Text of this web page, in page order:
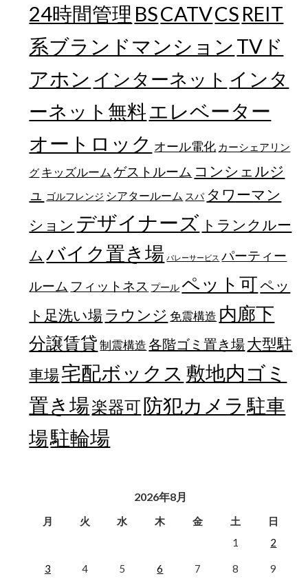
24時間管理 BSCATVCS REIT
系ブランドマンション TVド
アホン インターネット インタ
ーネット無料エレベーター
オートロック オール電化 カーシェアリン
グ キッズルーム ゲストルーム コンシェルジ
ュ
ゴルフレンジ シアタールーム スパ タワーマン
ション デザイナーズ トランクルー
ム バイク置き場 バレーサービス パーティー
ルーム フィットネス プール ペット可ペッ
ト足洗い場 ラウンジ 免震構造 内廊下
分譲賃貸 制震構造 各階ゴミ置き場大型駐
車場宅配ボックス 敷地内ゴミ
置き場楽器可防犯カメラ 駐車
場駐輪場
2026年8月
月 火 水 木 金 土
日
1
2
3 4 5 6 7 8 9